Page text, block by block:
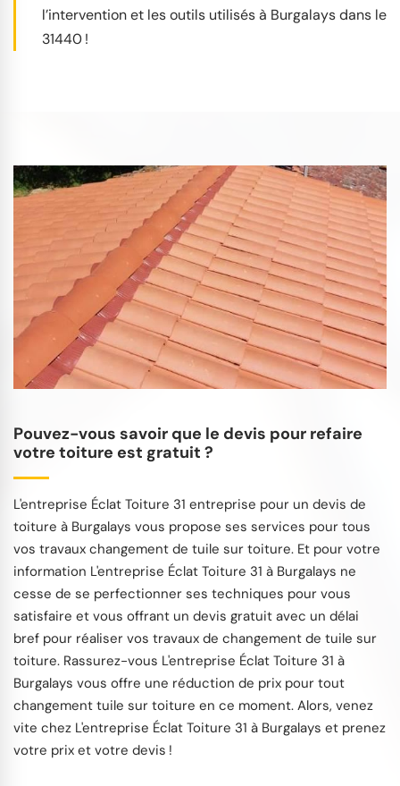
l’intervention et les outils utilisés à Burgalays dans le
31440 !
Pouvez-vous savoir que le devis pour refaire
votre toiture est gratuit ?
L'entreprise Éclat Toiture 31 entreprise pour un devis de
toiture à Burgalays vous propose ses services pour tous
vos travaux changement de tuile sur toiture. Et pour votre
information L'entreprise Éclat Toiture 31 à Burgalays ne
cesse de se perfectionner ses techniques pour vous
satisfaire et vous offrant un devis gratuit avec un délai
bref pour réaliser vos travaux de changement de tuile sur
toiture. Rassurez-vous L'entreprise Éclat Toiture 31 à
Burgalays vous offre une réduction de prix pour tout
changement tuile sur toiture en ce moment. Alors, venez
vite chez L'entreprise Éclat Toiture 31 à Burgalays et prenez
votre prix et votre devis !